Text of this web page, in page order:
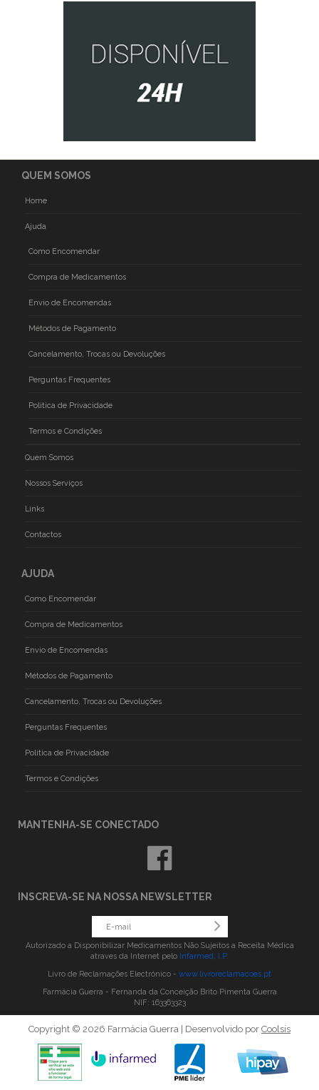
QUEM SOMOS
Home
Ajuda
Como Encomendar
Compra de Medicamentos
Envio de Encomendas
Métodos de Pagamento
Cancelamento, Trocas ou Devoluções
Perguntas Frequentes
Politica de Privacidade
Termos e Condições
Quem Somos
Nossos Serviços
Links
Contactos
AJUDA
Como Encomendar
Compra de Medicamentos
Envio de Encomendas
Métodos de Pagamento
Cancelamento, Trocas ou Devoluções
Perguntas Frequentes
Politica de Privacidade
Termos e Condições
MANTENHA-SE CONECTADO
INSCREVA-SE NA NOSSA NEWSLETTER
Autorizado a Disponibilizar Medicamentos Não Sujeitos a Receita Médica
atraves da Internet pelo Infarmed, I.P.
Livro de Reclamações Electrónico - www.livroreclamacoes.pt
Farmácia Guerra - Fernanda da Conceição Brito Pimenta Guerra
NIF: 163363323
Copyright © 2026 Farmácia Guerra | Desenvolvido por Coolsis